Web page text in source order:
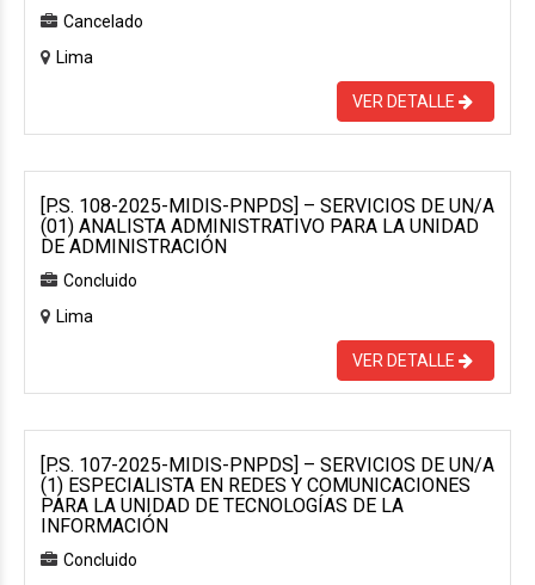
Cancelado
Lima
VER DETALLE
[P.S. 108-2025-MIDIS-PNPDS] – SERVICIOS DE UN/A
(01) ANALISTA ADMINISTRATIVO PARA LA UNIDAD
DE ADMINISTRACIÓN
Concluido
Lima
VER DETALLE
[P.S. 107-2025-MIDIS-PNPDS] – SERVICIOS DE UN/A
(1) ESPECIALISTA EN REDES Y COMUNICACIONES
PARA LA UNIDAD DE TECNOLOGÍAS DE LA
INFORMACIÓN
Concluido